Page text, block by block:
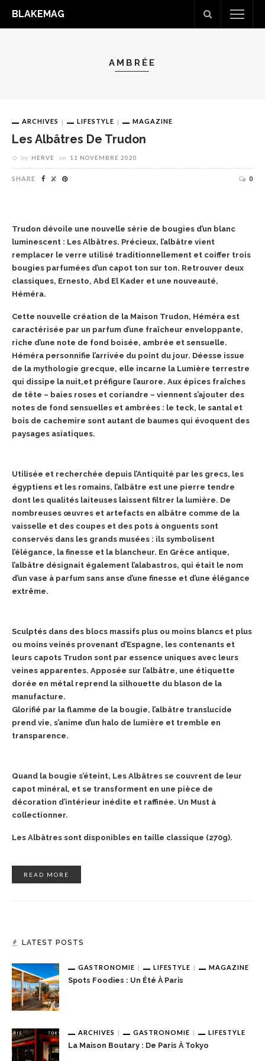
BLAKEMAG
AMBRÉE
ARCHIVES LIFESTYLE MAGAZINE
Les Albâtres De Trudon
by HERVE on 11 NOVEMBRE 2020
SHARE 0
Trudon dévoile une nouvelle série de bougies d’un blanc
luminescent : Les Albâtres. Précieux, l’albâtre vient
remplacer le verre utilisé traditionnellement et coiffer trois
bougies parfumées d’un capot ton sur ton. Retrouver deux
classiques, Ernesto, Abd El Kader et une nouveauté,
Héméra.
Cette nouvelle création de la Maison Trudon, Héméra est
caractérisée par un parfum d’une fraîcheur enveloppante,
riche d’une note de fond boisée, ambrée et sensuelle.
Héméra personnifie l’arrivée du point du jour. Déesse issue
de la mythologie grecque, elle incarne la Lumière terrestre
qui dissipe la nuit,et préfigure l’aurore. Aux épices fraîches
de tête – baies roses et coriandre – viennent s’ajouter des
notes de fond sensuelles et ambrées : le teck, le santal et
bois de cachemire sont autant de baumes qui évoquent des
paysages asiatiques.
Utilisée et recherchée depuis l’Antiquité par les grecs, les
égyptiens et les romains, l’albâtre est une pierre tendre
dont les qualités laiteuses laissent filtrer la lumière. De
nombreuses œuvres et artefacts en albâtre comme de la
vaisselle et des coupes et des pots à onguents sont
conservés dans les grands musées : ils symbolisent
l’élégance, la finesse et la blancheur. En Grèce antique,
l’albâtre désignait également l’alabastros, qui était le nom
d’un vase à parfum sans anse d’une finesse et d’une élégance
extrême.
Sculptés dans des blocs massifs plus ou moins blancs et plus
ou moins veinés provenant d’Espagne, les contenants et
leurs capots Trudon sont par essence uniques avec leurs
veines apparentes. Apposée sur l’albâtre, une étiquette
dorée en métal reprend la silhouette du blason de la
manufacture.
Glorifié par la flamme de la bougie, l’albâtre translucide
prend vie, s’anime d’un halo de lumière et tremble en
transparence.
Quand la bougie s’éteint, Les Albâtres se couvrent de leur
capot minéral, et se transforment en une pièce de
décoration d’intérieur inédite et raffinée. Un Must à
collectionner.
Les Albâtres sont disponibles en taille classique (270g).
READ MORE
LATEST POSTS
GASTRONOMIE LIFESTYLE MAGAZINE
Spots Foodies : Un Été À Paris
ARCHIVES GASTRONOMIE LIFESTYLE
La Maison Boutary : De Paris À Tokyo